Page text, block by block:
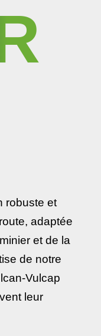
robuste et
adaptée
et de la
de notre
Vulcap
leur